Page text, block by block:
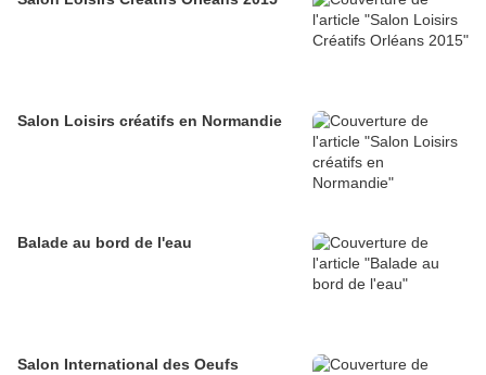
Salon Loisirs créatifs en Normandie
Balade au bord de l'eau
Salon International des Oeufs